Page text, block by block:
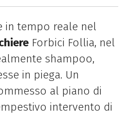
in tempo reale nel
Forbici Follia, nel
shampoo,
in piega. Un
al piano di
intervento di